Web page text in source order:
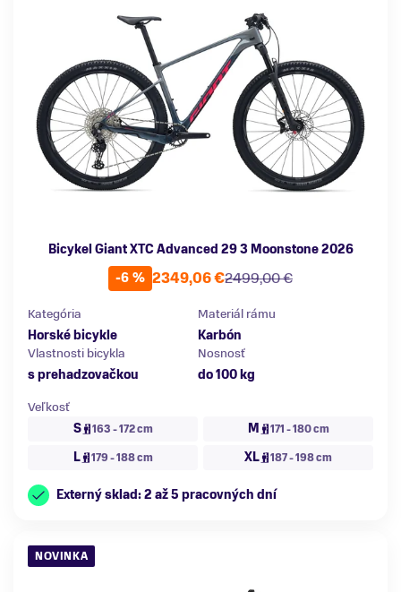
Bicykel Giant XTC Advanced 29 3 Moonstone 2026
-6 %
2499,00 €
2349,06 €
Kategória
Horské bicykle
Materiál rámu
Karbón
Vlastnosti bicykla
s prehadzovačkou
Nosnosť
do 100 kg
Veľkosť
S
163 - 172 cm M 171 - 180 cm
L 179 - 188 cm XL 187 - 198 cm
Externý sklad: 2 až 5 pracovných dní
NOVINKA